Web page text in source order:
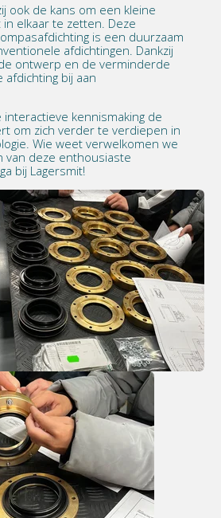
ook de kans om een kleine
in elkaar te zetten. Deze
is een duurzaam
afdichtingen. Dankzij
ontwerp en de verminderde
afdichting bij aan
kennismaking de
om zich verder te verdiepen in
Wie weet verwelkomen we
van deze enthousiaste
bij Lagersmit!